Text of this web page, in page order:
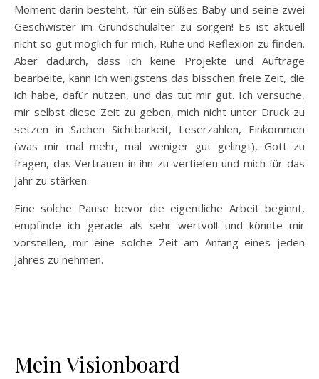
Moment darin besteht, für ein süßes Baby und seine zwei
Geschwister im Grundschulalter zu sorgen! Es ist aktuell
nicht so gut möglich für mich, Ruhe und Reflexion zu finden.
Aber dadurch, dass ich keine Projekte und Aufträge
bearbeite, kann ich wenigstens das bisschen freie Zeit, die
ich habe, dafür nutzen, und das tut mir gut. Ich versuche,
mir selbst diese Zeit zu geben, mich nicht unter Druck zu
setzen in Sachen Sichtbarkeit, Leserzahlen, Einkommen
(was mir mal mehr, mal weniger gut gelingt), Gott zu
fragen, das Vertrauen in ihn zu vertiefen und mich für das
Jahr zu stärken.
Eine solche Pause bevor die eigentliche Arbeit beginnt,
empfinde ich gerade als sehr wertvoll und könnte mir
vorstellen, mir eine solche Zeit am Anfang eines jeden
Jahres zu nehmen.
Mein Visionboard